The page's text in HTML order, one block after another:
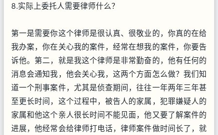
8.实际上委托人需要律师什么？
第一是需要你这个律师是很认真、很敬业的，你真的在给
我办案，你在关心我的案件，经常在想我的案件，你要告
诉他。第二，就是我这个律师是非常勤奋的，他有任何的
消息会通知我，他会关心我，这两个方面怎么做？我们知
道一个刑事案件，尤其是侦查期间，往往一年两年三年甚
至更长时间，这个过程中，被告人的家属，犯罪嫌疑人的
家属和他这个亲人很长时间不能见面，他又要了解案件的
进展，他经常会给律师打电话，律师案件做时间长了，就